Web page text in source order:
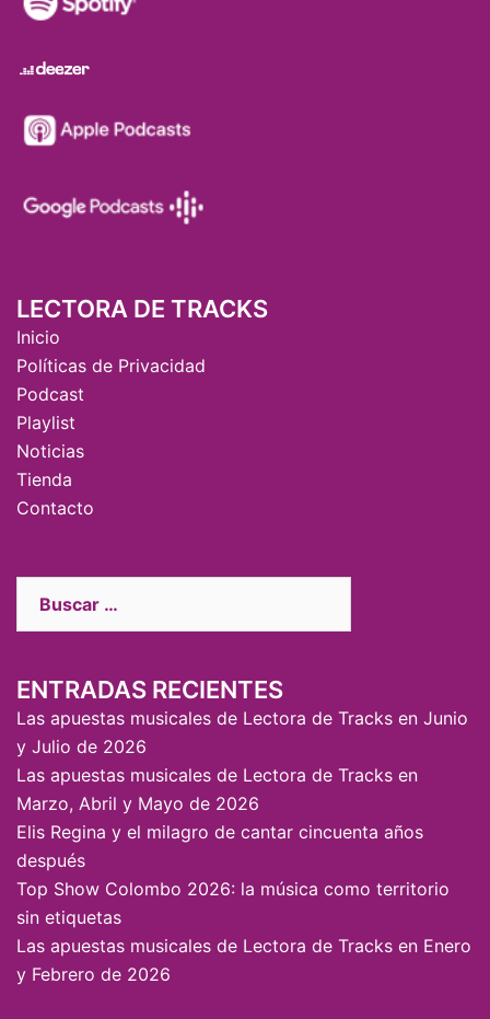
LECTORA DE TRACKS
Inicio
Políticas de Privacidad
Podcast
Playlist
Noticias
Tienda
Contacto
ENTRADAS RECIENTES
Las apuestas musicales de Lectora de Tracks en Junio
y Julio de 2026
Las apuestas musicales de Lectora de Tracks en
Marzo, Abril y Mayo de 2026
Elis Regina y el milagro de cantar cincuenta años
después
Top Show Colombo 2026: la música como territorio
sin etiquetas
Las apuestas musicales de Lectora de Tracks en Enero
y Febrero de 2026